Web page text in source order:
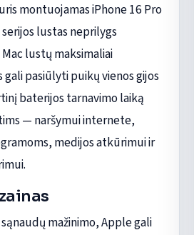
montuojamas iPhone 16 Pro
lustas neprilygs
lustų maksimaliai
gali pasiūlyti puikų vienos gijos
baterijos tarnavimo laiką
— naršymui internete,
medijos atkūrimui ir
mažinimo, Apple gali